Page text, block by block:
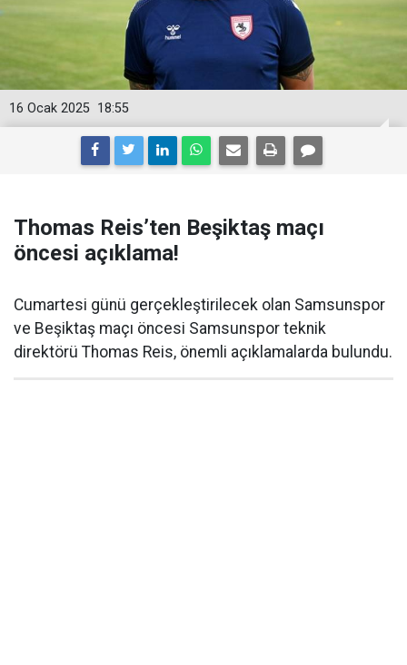
18:55
16 Ocak 2025
Thomas Reis’ten Beşiktaş maçı
öncesi açıklama!
Cumartesi günü gerçekleştirilecek olan Samsunspor
ve Beşiktaş maçı öncesi Samsunspor teknik
direktörü Thomas Reis, önemli açıklamalarda bulundu.